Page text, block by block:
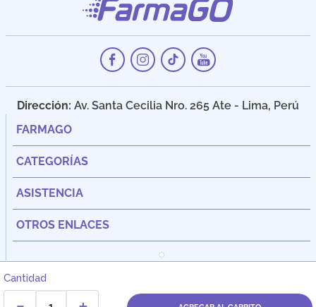
Cantidad
Dirección: Av. Santa Cecilia Nro. 265 Ate - Lima, Perú
FARMAGO
CATEGORÍAS
ASISTENCIA
OTROS ENLACES